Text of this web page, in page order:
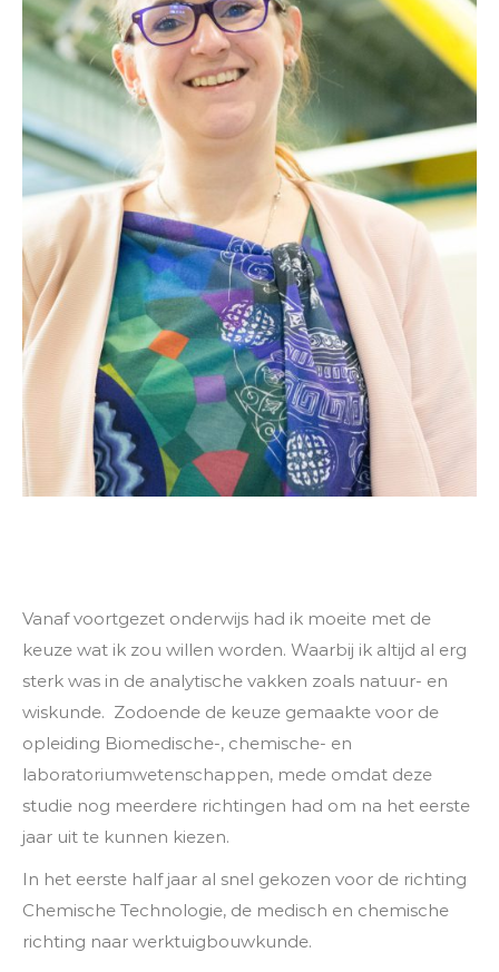
Vanaf voortgezet onderwijs had ik moeite met de
keuze wat ik zou willen worden. Waarbij ik altijd al erg
sterk was in de analytische vakken zoals natuur- en
wiskunde. Zodoende de keuze gemaakte voor de
opleiding Biomedische-, chemische- en
laboratoriumwetenschappen, mede omdat deze
studie nog meerdere richtingen had om na het eerste
jaar uit te kunnen kiezen.
In het eerste half jaar al snel gekozen voor de richting
Chemische Technologie, de medisch en chemische
richting naar werktuigbouwkunde.